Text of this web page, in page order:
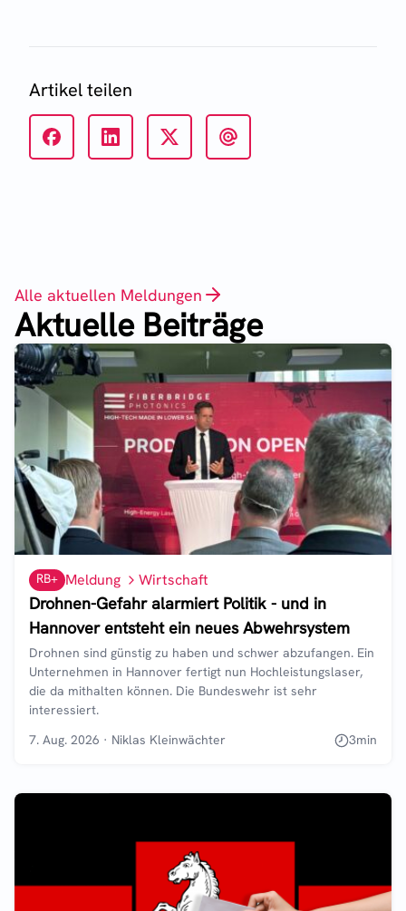
Artikel teilen
Alle aktuellen Meldungen
Aktuelle Beiträge
RB+ Meldung Wirtschaft
Drohnen-Gefahr alarmiert Politik - und in
Hannover entsteht ein neues Abwehrsystem
Drohnen sind günstig zu haben und schwer abzufangen. Ein
Unternehmen in Hannover fertigt nun Hochleistungslaser,
die da mithalten können. Die Bundeswehr ist sehr
interessiert.
7. Aug. 2026 · Niklas Kleinwächter 3min